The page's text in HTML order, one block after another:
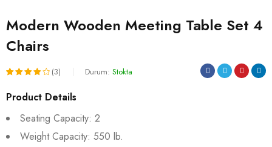
Modern Wooden Meeting Table Set 4
Chairs
dayanarak
5
(3) Durum: Stokta
Product Details
Seating Capacity: 2
Weight Capacity: 550 lb.